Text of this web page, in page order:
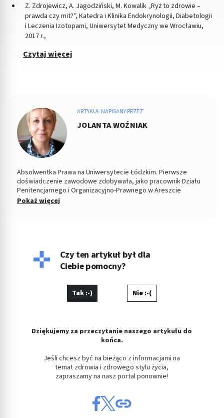
Z. Zdrojewicz, A. Jagodziński, M. Kowalik „Ryż to zdrowie –
prawda czy mit?”, Katedra i Klinika Endokrynologii, Diabetologii
i Leczenia Izotopami, Uniwersytet Medyczny we Wrocławiu,
2017 r.,
Czytaj więcej
ARTYKUŁ NAPISANY PRZEZ
JOLANTA WOŹNIAK
Absolwentka Prawa na Uniwersytecie Łódzkim. Pierwsze
doświadczenie zawodowe zdobywała, jako pracownik Działu
Penitencjarnego i Organizacyjno-Prawnego w Areszcie
Śledczym w Łodzi. Od 2004 roku Zastępca Prezesa i Członek
Pokaż więcej
Czy ten artykuł był dla
Ciebie pomocny?
Tak :-) Nie :-(
Dziękujemy za przeczytanie naszego artykułu do
końca.
Jeśli chcesz być na bieżąco z informacjami na
temat zdrowia i zdrowego stylu życia,
zapraszamy na nasz portal ponownie!